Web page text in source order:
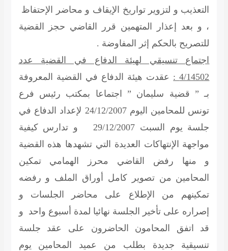
التعذيب و لتزوير تواريخ الإيقاف و محاضر الإحتفاظ
، و بعد إعذار المتهمين قرر القاضي حجز القضية
للتصريح بالحكم إثر المفاوضة .
اجتماع تنسيقي لهيئة الدفاع في القضية عدد
4/14502 :
عقدت هيئة الدفاع في القضية المعروفة
بـ ” قضية سليمان ” اجتماعا بمكتب رئيس فرع
تونس للمحامين اليوم 24/12/2007 لإعداد الدفاع في
جلسة يوم السبت 29/12/2007 و تدارس كيفية
مواجهة الإنتهاكات العديدة التي تشهدها هذه القضية
و منها رفض القاضي محرز الهمامي تمكين
المحامين من تصوير كامل أوراق الملف و رفضه
تمكينهم من الإطلاع على محاضر الجلسات و
إصراره على تأخير الجلسة نهائيا لمدة أسبوع واحد و
قد اتفق المحامون الحاضرون على عقد جلسة
تنسيقية جديدة بطلب من عميد المحامين يوم